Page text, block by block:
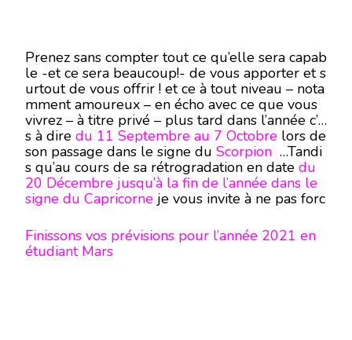
Prenez sans compter tout ce qu’elle sera capab
le -et ce sera beaucoup!- de vous apporter et s
urtout de vous offrir ! et ce à tout niveau – nota
mment amoureux – en écho avec ce que vous
vivrez – à titre privé – plus tard dans l’année c’e
s à dire du 11 Septembre au 7 Octobre lors de
son passage dans le signe du Scorpion …Tandi
s qu’au cours de sa rétrogradation en date du
20 Décembre jusqu’à la fin de l’année dans le
signe du Capricorne je vous invite à ne pas forc
s’ouvrir …
Finissons vos prévisions pour l’année 2021 en
étudiant Mars